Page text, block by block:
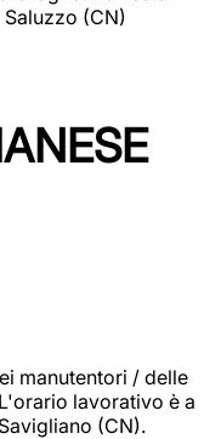
(CN)
manutentori / delle
lavorativo è a
(CN).